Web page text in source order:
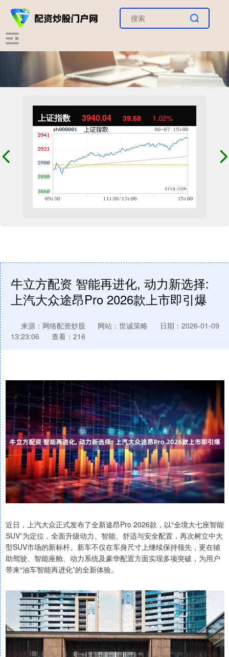
上证指数 3940.04 39.68 1.02%
牛立方配资 智能再进化, 动力新选择:
上汽大众途昂Pro 2026款上市即引爆
来源：网络配资炒股 网站：世诚策略
日期：2026-01-09
13:23:06
查看：216
近日，上汽大众正式发布了全新途昂Pro 2026款，以“全境大七座智能
SUV”为定位，全面升级动力、智能、舒适与安全配置，再次树立中大
型SUV市场的新标杆。新车不仅在车身尺寸上继续保持领先，更在辅
助驾驶、智能座舱、动力系统及豪华配置方面实现多项突破，为用户
带来“油车智能再进化”的全新体验。